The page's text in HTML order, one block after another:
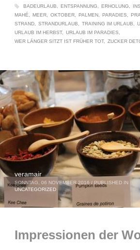
BADEURLAUB ENTSPANNUNG ERHOLUNG
MAHÉ
MEER OKTOBER PALMEN PARADIES
STRAND
STRANDURLAUB TRAINING IM URLAUB
URLAUB IM HERBST
URLAUB IM PARADIES
WER LÄNGER SITZT IST FRÜHER TOT
ZUCKER
veramair
SONNTAG, 06 NOVEMBER 2016 / PUBLISHED IN
UNCATEGORIZED
Impressionen der